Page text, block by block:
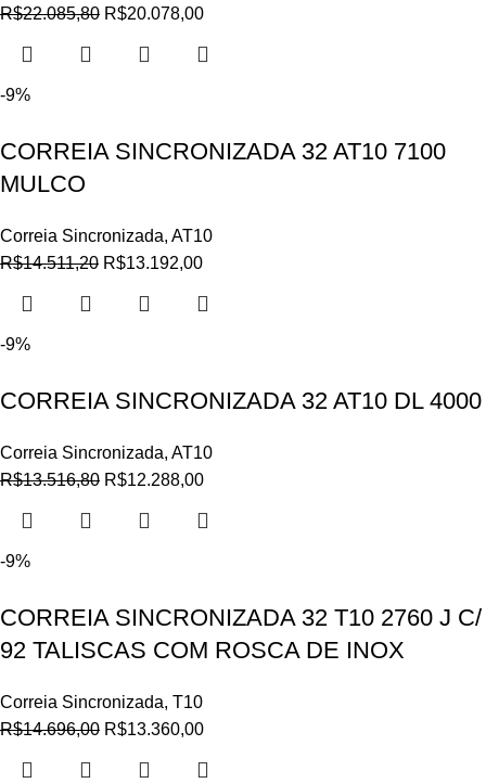
R$22.085,80 R$20.078,00
-9%
CORREIA SINCRONIZADA 32 AT10 7100
MULCO
Correia Sincronizada, AT10
R$14.511,20 R$13.192,00
-9%
CORREIA SINCRONIZADA 32 AT10 DL 4000
Correia Sincronizada, AT10
R$13.516,80 R$12.288,00
-9%
CORREIA SINCRONIZADA 32 T10 2760 J C/
92 TALISCAS COM ROSCA DE INOX
Correia Sincronizada, T10
R$14.696,00 R$13.360,00